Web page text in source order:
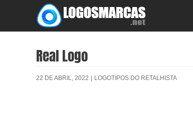
content
Real Logo
22 DE ABRIL, 2022 | LOGOTIPOS DO RETALHISTA